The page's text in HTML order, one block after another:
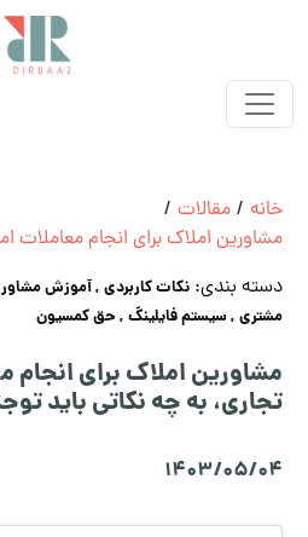
خانه / مقالات /
مشاورین املاک برای انجام معاملات
دسته بندی: نکات کاربردی, آموزش
مشتری, سیستم فایلینگ, حق کمسیون
مشاورین املاک برای انجام
تجاری، به چه نکاتی باید
1403/05/04